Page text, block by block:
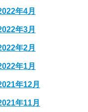
年4月
年3月
年2月
年1月
年12月
年11月